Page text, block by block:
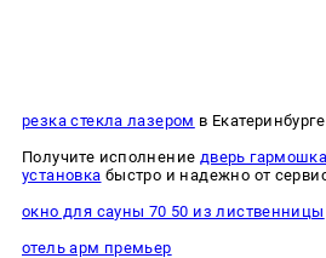
резка стекла лазером в Екатеринбурге
Получите исполнение дверь
установка быстро и надежно от
окно для сауны 70 50 из лиственницы
отель арм премьер